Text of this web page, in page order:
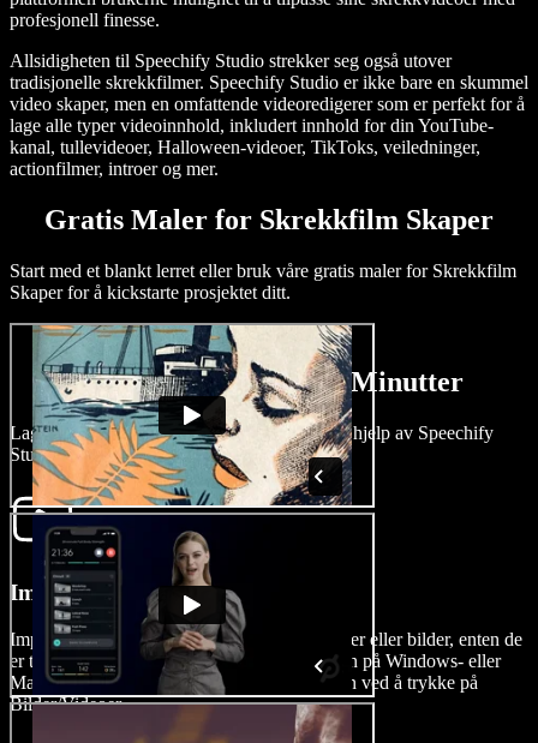
profesjonell finesse.
Allsidigheten til Speechify Studio strekker seg også utover
tradisjonelle skrekkfilmer. Speechify Studio er ikke bare en skummel
video skaper, men en omfattende videoredigerer som er perfekt for å
lage alle typer videoinnhold, inkludert innhold for din YouTube-
kanal, tullevideoer, Halloween-videoer, TikToks, veiledninger,
actionfilmer, introer og mer.
Gratis Maler for Skrekkfilm Skaper
Start med et blankt lerret eller bruk våre gratis maler for Skrekkfilm
Skaper for å kickstarte prosjektet ditt.
Lag en Skrekkfilm på Minutter
Lag skremmende fortellinger med letthet ved hjelp av Speechify
Studio.
Importer Videoen Din
Importer enkelt videoklippene dine, lydeffekter eller bilder, enten de
er tatt med iPhone eller Android, eller spilt inn på Windows- eller
Mac-datamaskinen din, inn i videoredigereren ved å trykke på
Bilder/Videoer.